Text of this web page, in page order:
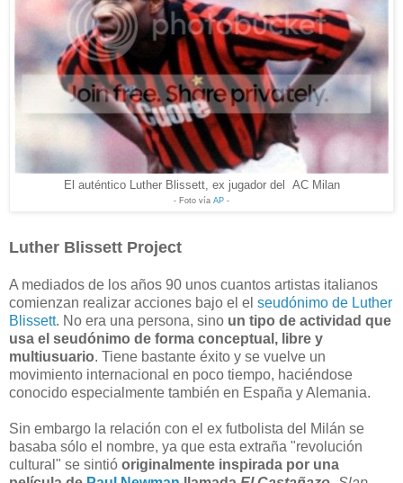
El auténtico Luther Blissett, ex jugador del AC Milan
- Foto vía AP -
Luther Blissett Project
A mediados de los años 90 unos cuantos artistas italianos
comienzan realizar acciones bajo el el seudónimo de Luther
Blissett. No era una persona, sino un tipo de actividad que
usa el seudónimo de forma conceptual, libre y
multiusuario. Tiene bastante éxito y se vuelve un
movimiento internacional en poco tiempo, haciéndose
conocido especialmente también en España y Alemania.
Sin embargo la relación con el ex futbolista del Milán se
basaba sólo el nombre, ya que esta extraña "revolución
cultural" se sintió originalmente inspirada por una